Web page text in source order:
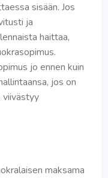
sisään. Jos
ja
haittaa,
jo ennen kuin
jos on
viivästyy
maksama